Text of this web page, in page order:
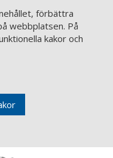
förbättra
webbplatsen. På
kakor och